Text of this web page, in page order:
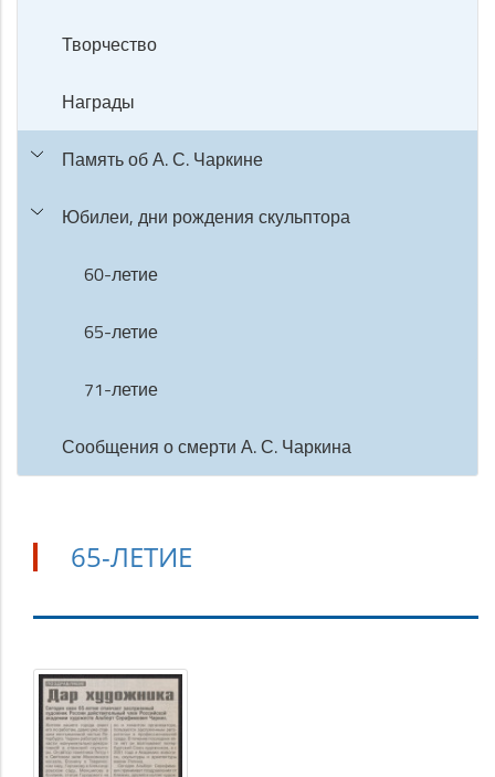
Творчество
Награды
Память об А. С. Чаркине
Юбилеи, дни рождения скульптора
60-летие
65-летие
71-летие
Сообщения о смерти А. С. Чаркина
65-ЛЕТИЕ
65-
летие